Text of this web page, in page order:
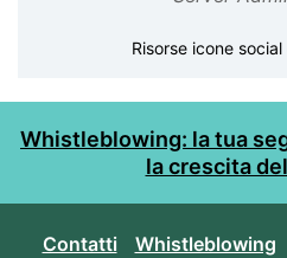
Risorse icone
Whistleblowing: la tua
la crescita
Contatti Whistleblowing